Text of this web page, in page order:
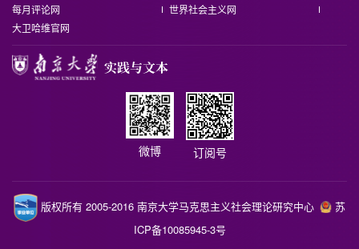
每月评论网
世界社会主义网
大卫哈维官网
微博 订阅号
版权所有 2005-2016 南京大学马克思主义社会理论研究中心
苏
ICP备10085945-3号